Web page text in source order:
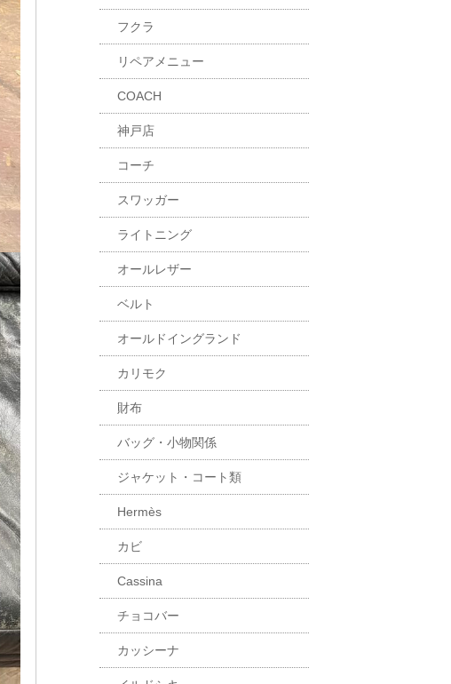
フクラ
リペアメニュー
COACH
神戸店
コーチ
スワッガー
ライトニング
オールレザー
ベルト
オールドイングランド
カリモク
財布
バッグ・小物関係
ジャケット・コート類
Hermès
カビ
Cassina
チョコバー
カッシーナ